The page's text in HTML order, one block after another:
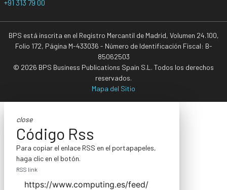
+91 313 79 00
BPS está inscrita en el Registro Mercantil de Madrid, Volumen 24.100,
Folio 172, Página M-433036 - Número de Identificación Fiscal: B-
85062503
© 2026 BPS Business Publications Spain S.L. Todos los derechos
reservados.
Mapa del Sitio
close
Código Rss
Para copiar el enlace RSS en el portapapeles,
haga clic en el botón.
RSS link